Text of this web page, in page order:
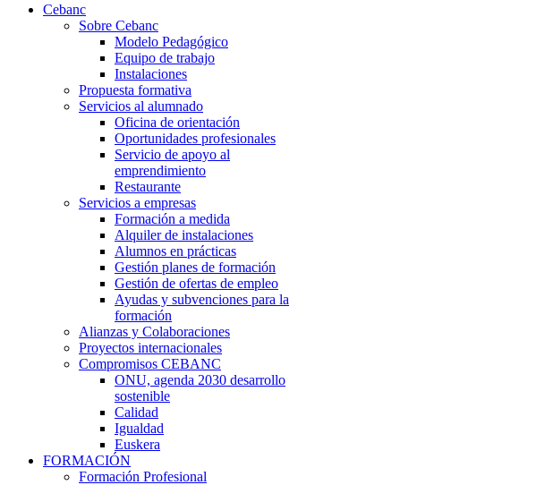
Cebanc
Sobre Cebanc
Modelo Pedagógico
Equipo de trabajo
Instalaciones
Propuesta formativa
Servicios al alumnado
Oficina de orientación
Oportunidades profesionales
Servicio de apoyo al
emprendimiento
Restaurante
Servicios a empresas
Formación a medida
Alquiler de instalaciones
Alumnos en prácticas
Gestión planes de formación
Gestión de ofertas de empleo
Ayudas y subvenciones para la
formación
Alianzas y Colaboraciones
Proyectos internacionales
Compromisos CEBANC
ONU, agenda 2030 desarrollo
sostenible
Calidad
Igualdad
Euskera
FORMACIÓN
Formación Profesional